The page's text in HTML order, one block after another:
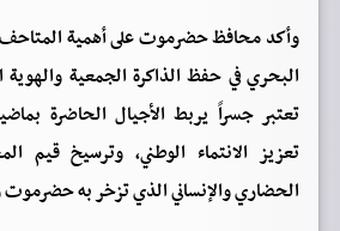
وأكد محافظ حضرموت على أهمية
البحري في حفظ الذاكرة الجمعية والهوية
تعتبر جسراً يربط الأجيال الحاضرة
تعزيز الانتماء الوطني، وترسيخ قيم
الحضاري والإنساني الذي تزخر به حضرموت